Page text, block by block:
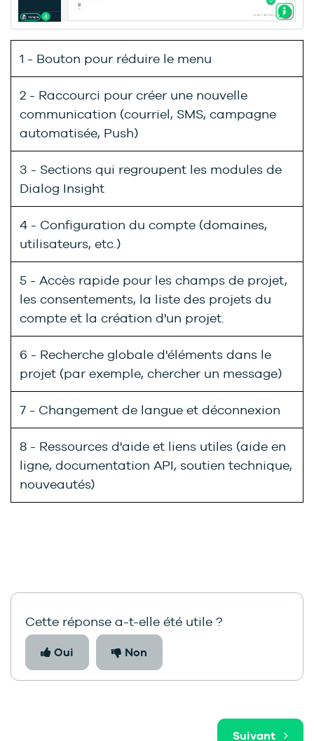
1 - Bouton pour réduire le menu
2 - Raccourci pour créer une nouvelle
communication (courriel, SMS, campagne
automatisée, Push)
3 - Sections qui regroupent les modules de
Dialog Insight
4 - Configuration du compte (domaines,
utilisateurs, etc.)
5 - Accès rapide pour les champs de projet,
les consentements, la liste des projets du
compte et la création d'un projet.
6 - Recherche globale d'éléments dans le
projet (par exemple, chercher un message)
7 - Changement de langue et déconnexion
8 - Ressources d'aide et liens utiles (aide en
ligne, documentation API, soutien technique,
nouveautés)
Cette réponse a-t-elle été utile ?
Oui Non
Suivant